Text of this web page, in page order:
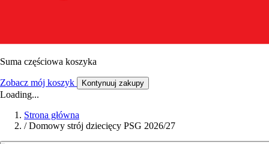
Suma częściowa koszyka
Zobacz mój koszyk Kontynuuj zakupy
Loading...
Strona główna
/ Domowy strój dziecięcy PSG 2026/27